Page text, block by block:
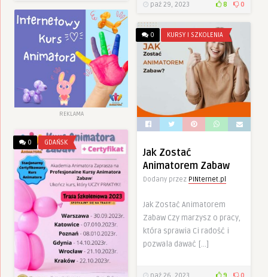
paź 29, 2023 8 0
REKLAMA
0 KURSY I SZKOLENIA
Jak Zostać
Animatorem Zabaw
Dodany przez PINternet.pl
Jak Zostać Animatorem
Zabaw Czy marzysz o pracy,
która sprawia Ci radość i
pozwala dawać […]
0 GDAŃSK